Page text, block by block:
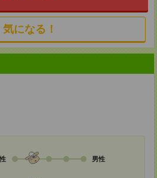
気になる！
男性